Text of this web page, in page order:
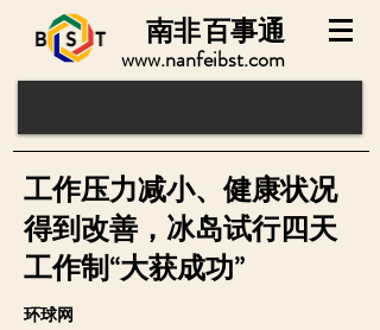
www.nanfeibst.com
百事通
南非
环球网
工作压力减小、健康状况
得到改善，冰岛试行四天
工作制“大获成功”